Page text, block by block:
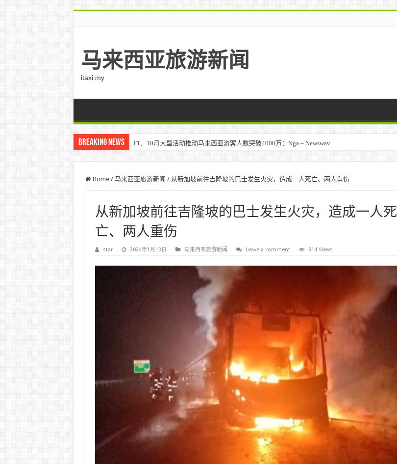
马来西亚旅游新闻
itaxi.my
Breaking News F1、10月大型活动推动马来西亚游客人数突破4000万：Nga – Newswav
Home / 马来西亚旅游新闻 / 从新加坡前往吉隆坡的巴士发生火灾，造成一人死亡、两人重伤
从新加坡前往吉隆坡的巴士发生火灾，造成一人死
亡、两人重伤
star 2024年1月13日 马来西亚旅游新闻 Leave a comment 814 Views